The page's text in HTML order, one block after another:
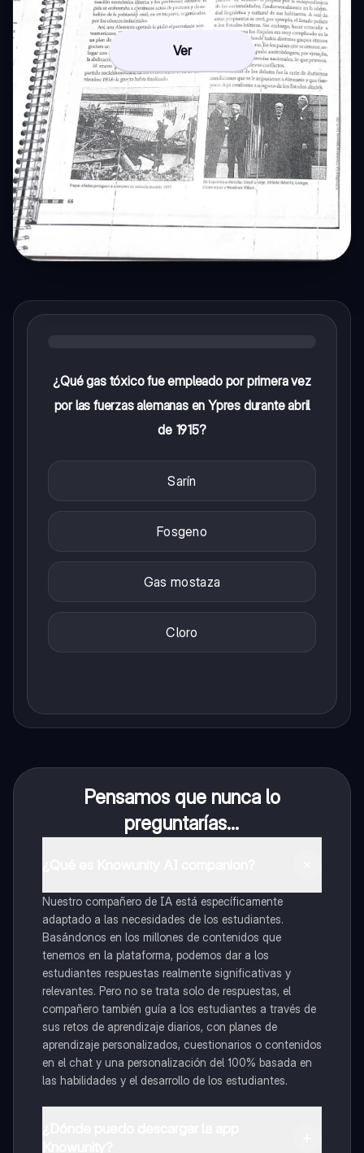
Ver
¿Qué gas tóxico fue empleado por primera vez
por las fuerzas alemanas en Ypres durante abril
de 1915?
Sarín
Fosgeno
Gas mostaza
Cloro
Pensamos que nunca lo
preguntarías...
Nuestro compañero de IA está específicamente
adaptado a las necesidades de los estudiantes.
Basándonos en los millones de contenidos que
tenemos en la plataforma, podemos dar a los
estudiantes respuestas realmente significativas y
relevantes. Pero no se trata solo de respuestas, el
compañero también guía a los estudiantes a través de
sus retos de aprendizaje diarios, con planes de
aprendizaje personalizados, cuestionarios o contenidos
en el chat y una personalización del 100% basada en
las habilidades y el desarrollo de los estudiantes.